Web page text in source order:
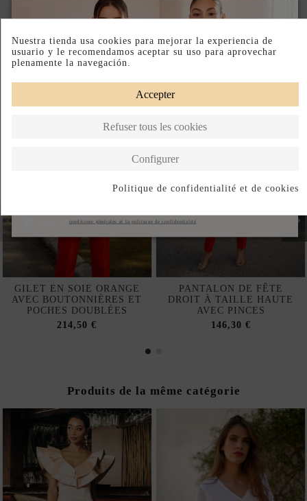
Complete your look
GILET EN SOIE ORANGE
AVEC BOUTONNIÈRES ET
POCHES DOUBLÉES
214,50 €
PANTALON DE FÊTE
DROIT À TAILLE HAUTE
AVEC PINCES
146,30 €
Produits de la même catégorie
conditions générales et la politique de confidentialité
Nuestra tienda usa cookies para mejorar la experiencia de
usuario y le recomendamos aceptar su uso para aprovechar
plenamente la navegación.
Accepter
Refuser tous les cookies
Configurer
Politique de confidentialité et de cookies